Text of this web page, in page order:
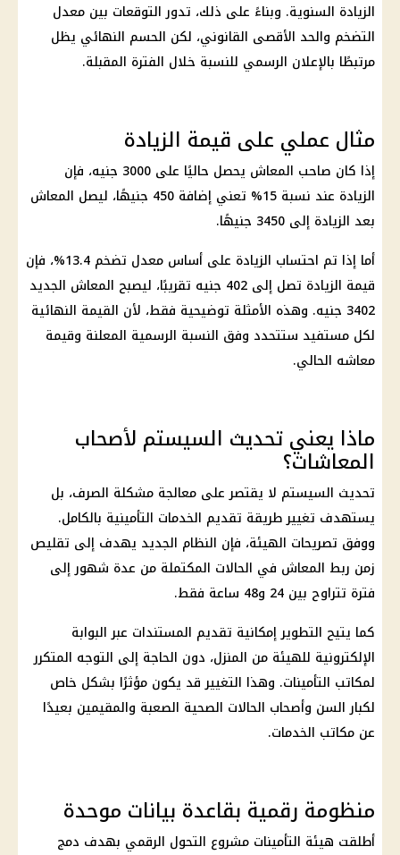
الزيادة السنوية. وبناءً على ذلك، تدور التوقعات بين معدل
التضخم والحد الأقصى القانوني، لكن الحسم النهائي يظل
مرتبطًا بالإعلان الرسمي للنسبة خلال الفترة المقبلة.
مثال عملي على قيمة الزيادة
إذا كان صاحب المعاش يحصل حاليًا على 3000 جنيه، فإن
الزيادة عند نسبة 15% تعني إضافة 450 جنيهًا، ليصل المعاش
بعد الزيادة إلى 3450 جنيهًا.
أما إذا تم احتساب الزيادة على أساس معدل تضخم 13.4%، فإن
قيمة الزيادة تصل إلى 402 جنيه تقريبًا، ليصبح المعاش الجديد
3402 جنيه. وهذه الأمثلة توضيحية فقط، لأن القيمة النهائية
لكل مستفيد ستتحدد وفق النسبة الرسمية المعلنة وقيمة
معاشه الحالي.
ماذا يعني تحديث السيستم لأصحاب
المعاشات؟
تحديث السيستم لا يقتصر على معالجة مشكلة الصرف، بل
يستهدف تغيير طريقة تقديم الخدمات التأمينية بالكامل.
ووفق تصريحات الهيئة، فإن النظام الجديد يهدف إلى تقليص
زمن ربط المعاش في الحالات المكتملة من عدة شهور إلى
فترة تتراوح بين 24 و48 ساعة فقط.
كما يتيح التطوير إمكانية تقديم المستندات عبر البوابة
الإلكترونية للهيئة من المنزل، دون الحاجة إلى التوجه المتكرر
لمكاتب التأمينات. وهذا التغيير قد يكون مؤثرًا بشكل خاص
لكبار السن وأصحاب الحالات الصحية الصعبة والمقيمين بعيدًا
عن مكاتب الخدمات.
منظومة رقمية بقاعدة بيانات موحدة
أطلقت هيئة التأمينات مشروع التحول الرقمي بهدف دمج